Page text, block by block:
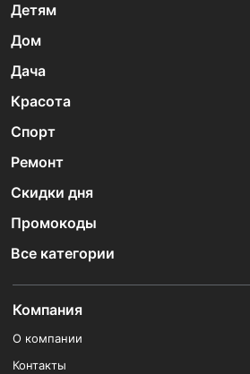
Детям
Дом
Дача
Красота
Спорт
Ремонт
Скидки дня
Промокоды
Все категории
Компания
О компании
Контакты